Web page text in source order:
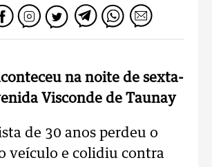
na noite de sexta-
Visconde de Taunay
de 30 anos perdeu o
veículo e colidiu contra